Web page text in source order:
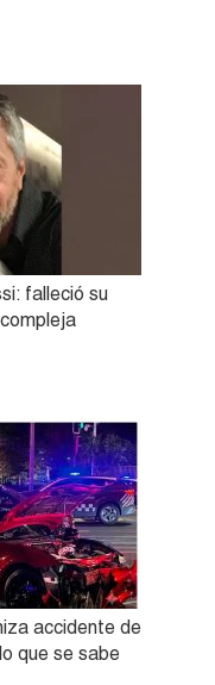
falleció su
accidente de
que se sabe